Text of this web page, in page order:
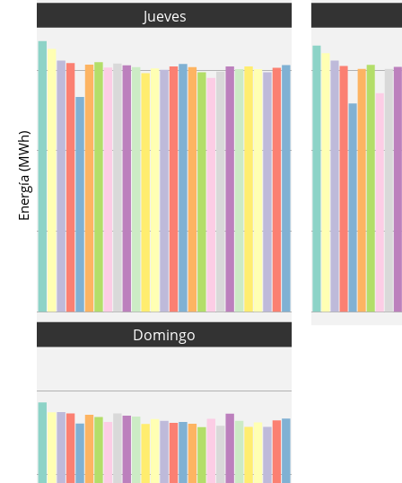
Energía (MWh)
Jueves
Domingo